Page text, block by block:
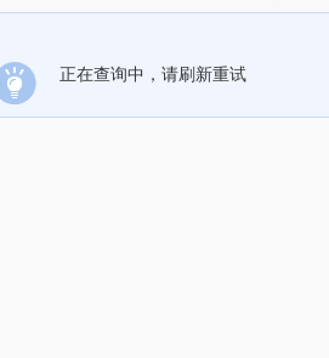
正在查询中，请刷新重试